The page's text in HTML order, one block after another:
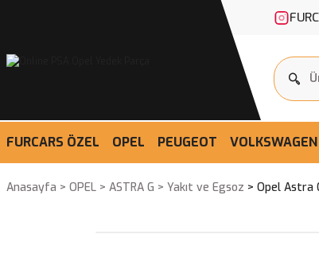
FURCARS ÖZEL OPEL PEUGEOT VOLKSWAGEN
Anasayfa OPEL ASTRA G Yakıt ve Egsoz Opel Astra